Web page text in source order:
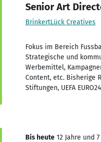
Senior Art
BrinkertLück Creatives
Fokus im Bereich
Strategische und
Werbemittel,
Content, etc. Bisherige
Stiftungen, UEFA
Bis heute 12 Jahre und